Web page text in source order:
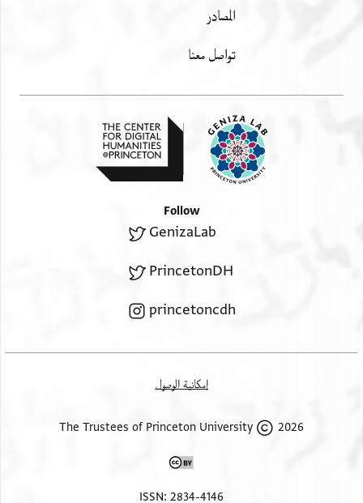
المصادر
تواصل معنا
Follow
GenizaLab
PrincetonDH
princetoncdh
إمكانية الوصول
2026 The Trustees of Princeton University
ISSN: 2834-4146